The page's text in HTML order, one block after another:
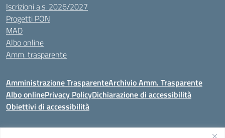
Iscrizioni a.s. 2026/2027
Progetti PON
MAD
Albo online
Amm. trasparente
Amministrazione TrasparenteArchivio Amm. Trasparente
Albo onlinePrivacy PolicyDichiarazione di accessibilità
Obiettivi di accessibilità